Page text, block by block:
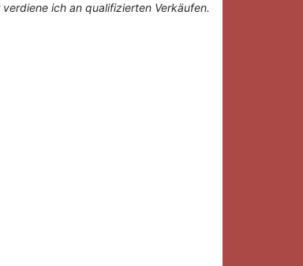
ich an qualifizierten Verkäufen.